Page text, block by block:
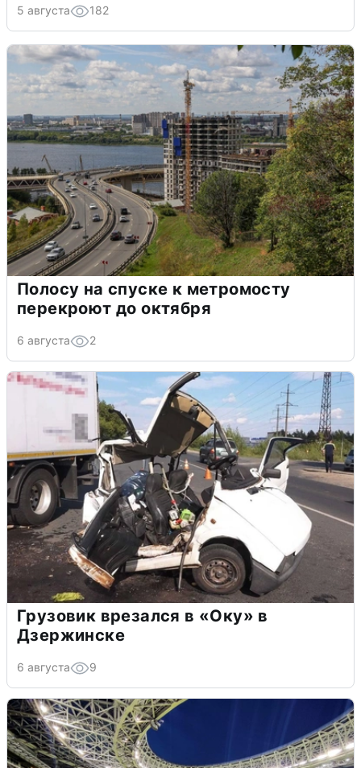
5 августа 182
Полосу на спуске к метромосту
перекроют до октября
6 августа 2
Грузовик врезался в «Оку» в
Дзержинске
6 августа 9